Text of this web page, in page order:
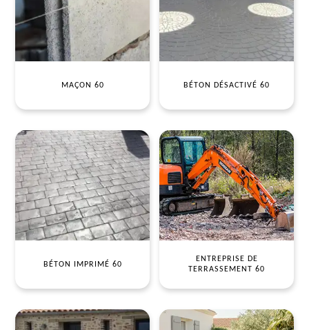
MAÇON 60 BÉTON DÉSACTIVÉ 60
BÉTON IMPRIMÉ 60
ENTREPRISE DE
TERRASSEMENT 60